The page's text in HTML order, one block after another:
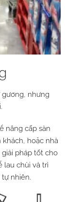
nhưng
nâng cấp sàn
hoặc nhà
pháp tốt cho
lau chùi và trì
nhiên.